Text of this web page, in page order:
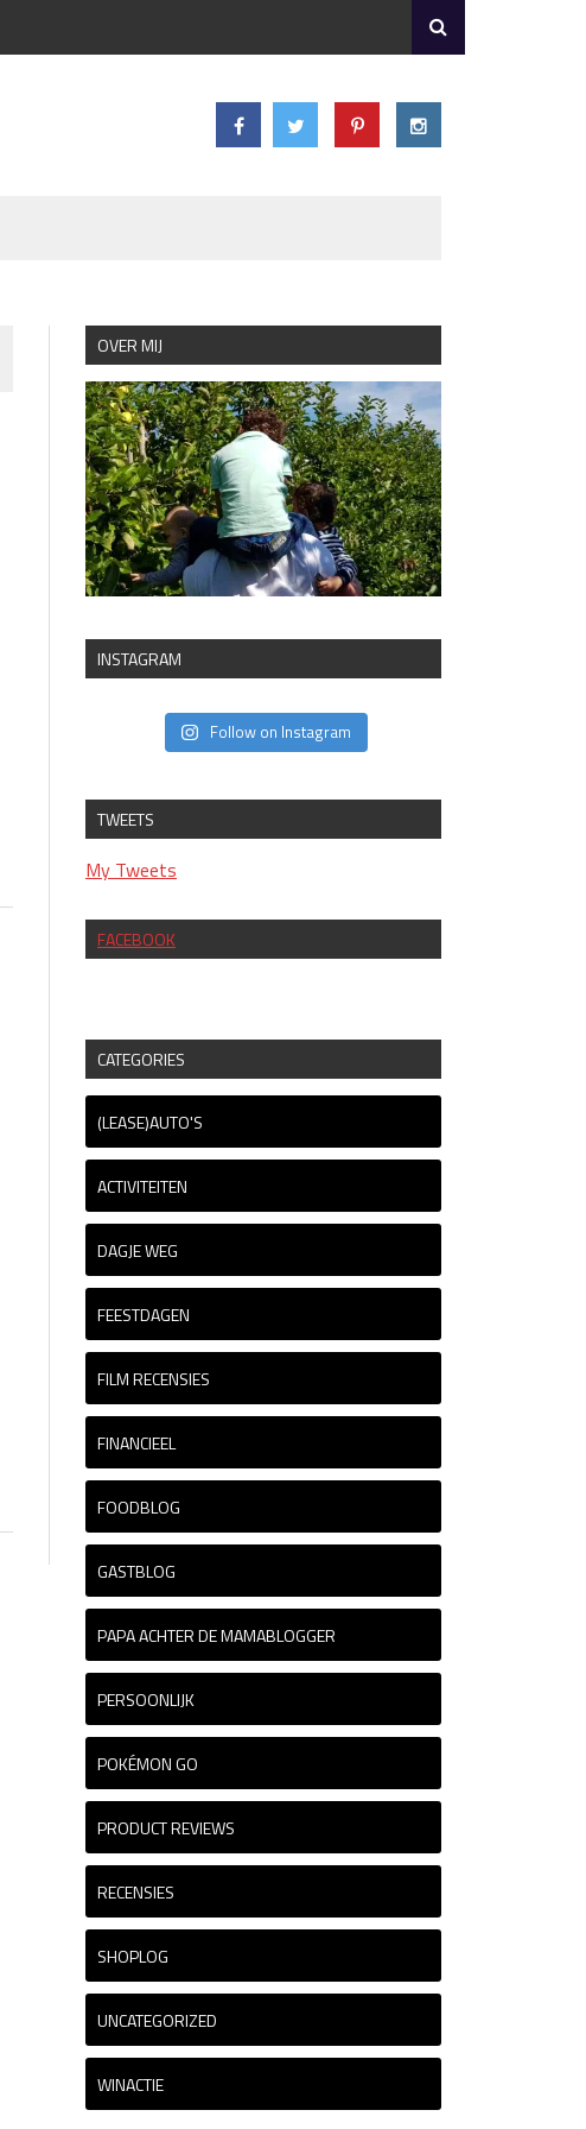
OVER MIJ
INSTAGRAM
Follow on Instagram
TWEETS
My Tweets
FACEBOOK
CATEGORIES
(LEASE)AUTO'S
ACTIVITEITEN
DAGJE WEG
FEESTDAGEN
FILM RECENSIES
FINANCIEEL
FOODBLOG
GASTBLOG
PAPA ACHTER DE MAMABLOGGER
PERSOONLIJK
POKÉMON GO
PRODUCT REVIEWS
RECENSIES
SHOPLOG
UNCATEGORIZED
WINACTIE